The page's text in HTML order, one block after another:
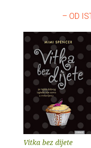
– OD
Vitka bez dijete